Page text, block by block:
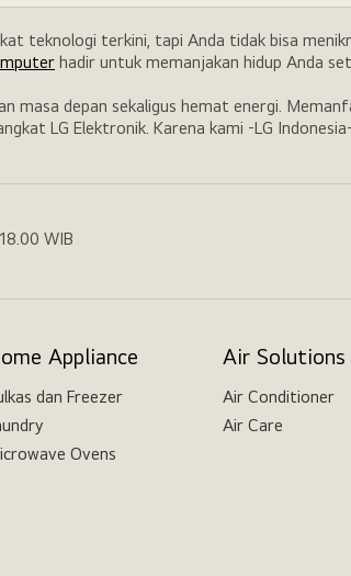
teknologi terkini, tapi Anda tidak bisa
hadir untuk memanjakan hidup Anda
masa depan sekaligus hemat energi.
LG Elektronik. Karena kami -LG
WIB
Appliance
dan Freezer
Ovens
Air Solutions
Air Conditioner
Air Care